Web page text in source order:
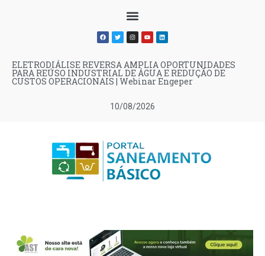
10/08/2026
ELETRODIÁLISE REVERSA AMPLIA OPORTUNIDADES
PARA REÚSO INDUSTRIAL DE ÁGUA E REDUÇÃO DE
CUSTOS OPERACIONAIS | Webinar Engeper